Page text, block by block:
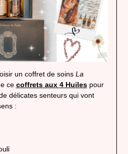
un coffret de soins La
ce coffrets aux 4 Huilespour
délicates senteurs qui vont
: